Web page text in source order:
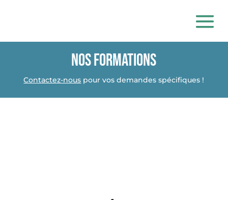
nos FORMATIONS
Contactez-nous pour vos demandes spécifiques !